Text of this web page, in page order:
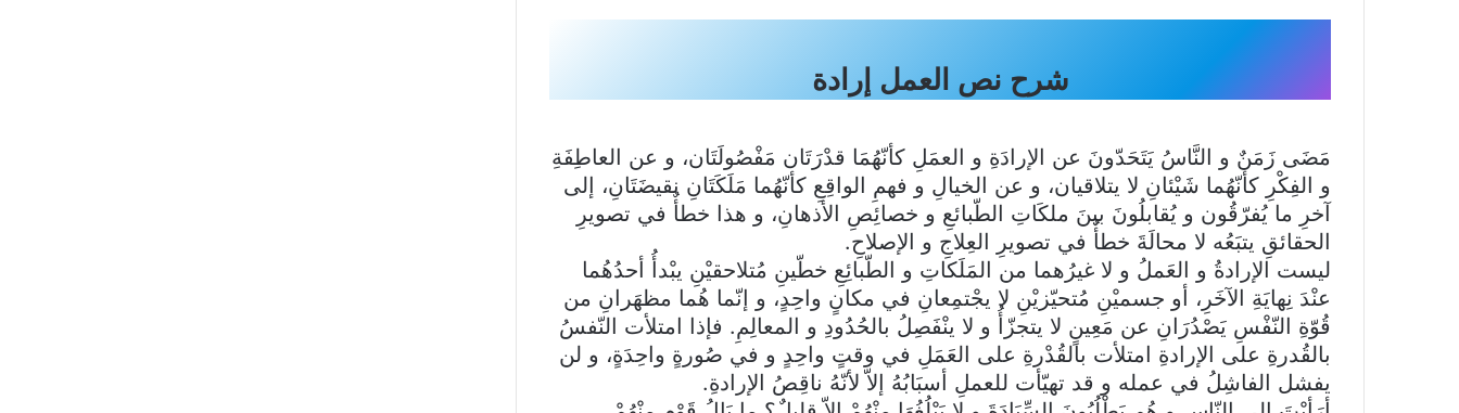
شرح نص العمل إرادة
مَضَى زَمَنٌ و النَّاسُ يَتَحَدّونَ عن الإرادَةِ و العمَلِ كأنّهُمَا قدْرَتَان مَفْصُولَتَان، و عن العاطِفَةِ
و الفِكْرِ كأنّهُما شَيْئانِ لا يتلاقيان، و عن الخيالِ و فهمِ الواقِعِ كأنّهُما مَلَكَتَانِ نقيضَتَانِ، إلى
آخرِ ما يُفرّقُون و يُقابلُونَ بينَ ملكَاتِ الطّبائعِ و خصائِصِ الأذهانِ، و هذا خطأٌ في تصويرِ
الحقائقِ يتبَعُه لا محالَةَ خطأٌ في تصويرِ العِلاجِ و الإصلاحِ.
ليست الإرادةُ و العَملُ و لا غيرُهما من المَلَكاتِ و الطّبائِعِ خطّينِ مُتلاحقيْنِ يبْدأُ أحدُهُما
عنْدَ نِهايَةِ الآخَرِ، أو جسميْنِ مُتحيّزيْنِ لا يجْتمِعانِ في مكانٍ واحِدٍ، و إنّما هُما مظهَرانِ من
قُوّةِ النّفْسِ يَصْدُرَانِ عن مَعِينٍ لا يتجزّأُ و لا ينْفَصِلُ بالحُدُودِ و المعالِمِ. فإذا امتلأت النّفسُ
بالقُدرةِ على الإرادةِ امتلأت بالقُدْرةِ على العَمَلِ في وقتٍ واحِدٍ و في صُورةٍ واحِدَةٍ، و لن
يفشل الفاشِلُ في عمله و قد تهيّأت للعملِ أسبَابُهُ إلاّ لأنّهُ ناقِصُ الإرادةِ.